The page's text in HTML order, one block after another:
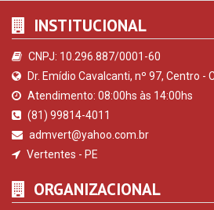
INSTITUCIONAL
CNPJ: 10.296.887/0001-60
Dr. Emídio Cavalcanti, nº 97, Centro -
Atendimento: 08:00hs às 14:00hs
(81) 99814-4011
admvert@yahoo.com.br
Vertentes - PE
ORGANIZACIONAL